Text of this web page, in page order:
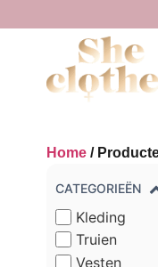
Home /
CATEGORIEËN
Kleding
Truien
Vesten